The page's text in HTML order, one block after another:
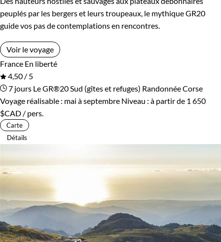
peuplés par les bergers et leurs troupeaux, le mythique GR20
guide vos pas de contemplations en rencontres.
Voir le voyage
France En liberté
4,50 / 5
7 jours Le GR®20 Sud (gîtes et refuges) Randonnée Corse
Voyage réalisable : mai à septembre Niveau : à partir de 1 650
$CAD / pers.
Carte
Détails